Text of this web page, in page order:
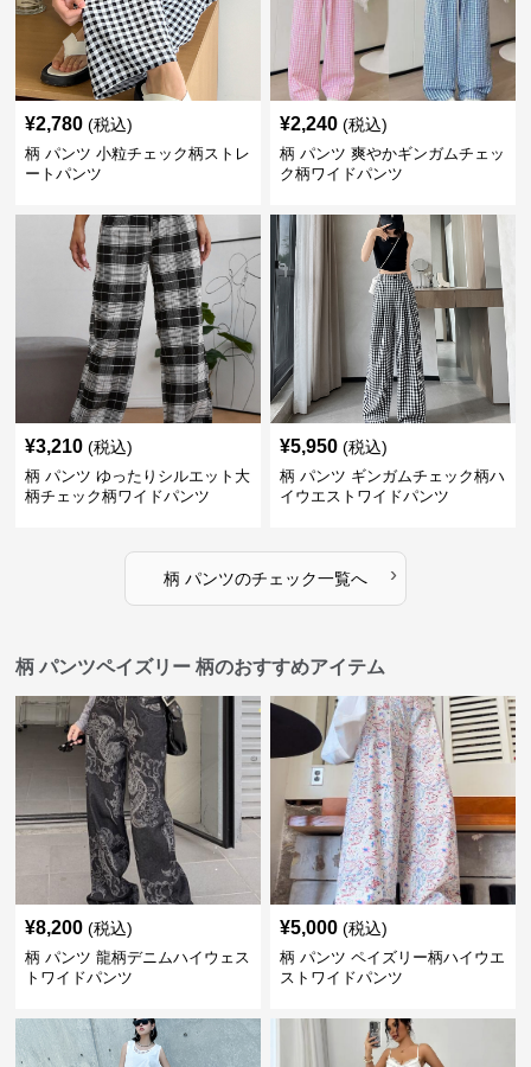
¥2,780 (税込)
柄 パンツ 小粒チェック柄ストレ
ートパンツ
¥2,240 (税込)
柄 パンツ 爽やかギンガムチェッ
ク柄ワイドパンツ
¥3,210 (税込)
柄 パンツ ゆったりシルエット大
柄チェック柄ワイドパンツ
¥5,950 (税込)
柄 パンツ ギンガムチェック柄ハ
イウエストワイドパンツ
柄 パンツのチェック一覧へ ›
柄 パンツペイズリー 柄のおすすめアイテム
¥8,200 (税込)
柄 パンツ 龍柄デニムハイウェス
トワイドパンツ
¥5,000 (税込)
柄 パンツ ペイズリー柄ハイウエ
ストワイドパンツ